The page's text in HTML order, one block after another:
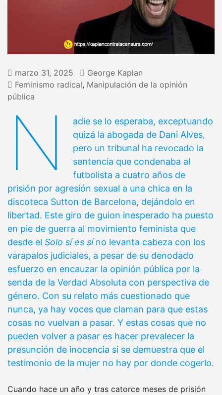
marzo 31, 2025
George Kaplan
Feminismo radical, Manipulación de la opinión
pública
N
adie se lo esperaba, exceptuando
quizá la abogada de Dani Alves,
pero un tribunal ha revocado la
sentencia que condenaba al
futbolista a cuatro años de
prisión por agresión sexual a una chica en la
discoteca Sutton de Barcelona, dejándolo en
libertad. Este giro de guion inesperado ha puesto
en pie de guerra al movimiento feminista que
desde el Solo sí es síno levanta cabeza con los
varapalos judiciales, a pesar de su denodado
esfuerzo en encauzar la opinión pública por la
senda de la Verdad Absoluta con perspectiva de
género. Con su relato más cuestionado que
nunca, ya hay voces que claman para que estas
cosas no vuelvan a pasar. Y estas cosas que no
pueden volver a pasar es hacer prevalecer la
presunción de inocencia si se demuestra que el
testimonio de la mujer no hay por donde cogerlo.
Cuando hace un año y tras catorce meses de prisión